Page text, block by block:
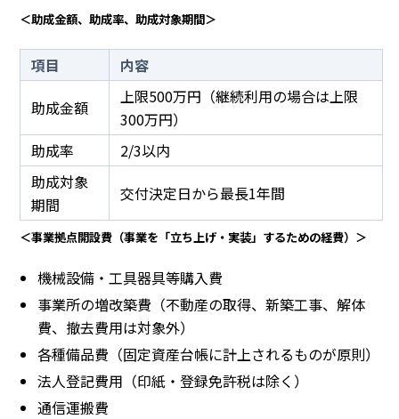
＜助成金額、助成率、助成対象期間＞
項目
内容
助成金額
上限500万円（継続利用の場合は上限
300万円）
助成率
2/3以内
助成対象
期間
交付決定日から最長1年間
＜事業拠点開設費（事業を「立ち上げ・実装」するための経費）＞
機械設備・工具器具等購入費
事業所の増改築費（不動産の取得、新築工事、解体
費、撤去費用は対象外）
各種備品費（固定資産台帳に計上されるものが原則）
法人登記費用（印紙・登録免許税は除く）
通信運搬費